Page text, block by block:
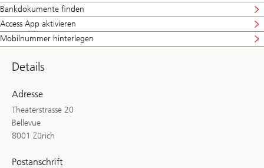
Bankdokumente finden
Access App aktivieren
Mobilnummer hinterlegen
Details
Adresse
Theaterstrasse 20
Bellevue
8001 Zürich
Postanschrift